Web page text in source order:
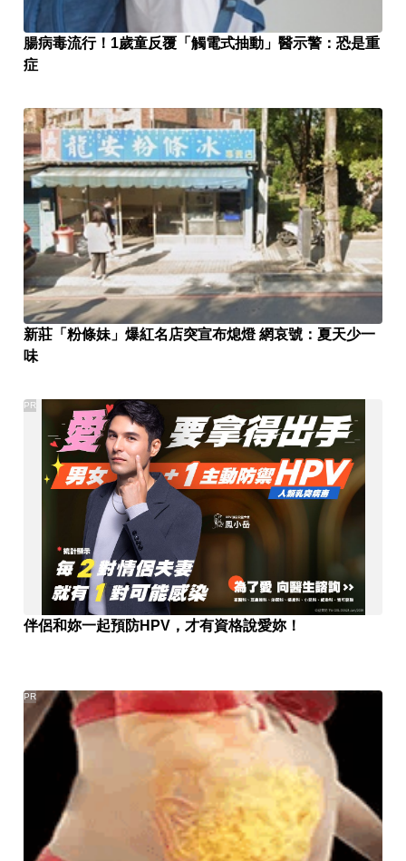
腸病毒流行！1歲童反覆「觸電式抽動」醫示警：恐是重
症
新莊「粉條妹」爆紅名店突宣布熄燈 網哀號：夏天少一
味
伴侶和妳一起預防HPV，才有資格說愛妳！
PR
PR